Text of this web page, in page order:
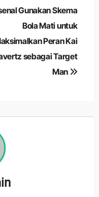
Gunakan Skema
Bola Mati untuk
Peran Kai
sebagai Target
Man